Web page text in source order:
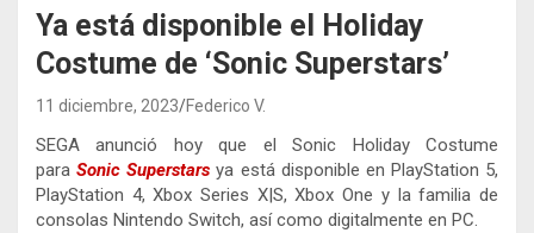
Ya está disponible el Holiday
Costume de ‘Sonic Superstars’
11 diciembre, 2023 Federico V.
SEGA anunció hoy que el Sonic Holiday Costume
paraSonic Superstars ya está disponible en PlayStation 5,
PlayStation 4, Xbox Series X|S, Xbox One y la familia de
consolas Nintendo Switch, así como digitalmente en PC.